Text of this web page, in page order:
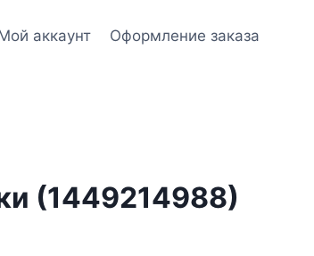
аккаунт Оформление заказа
(1449214988)